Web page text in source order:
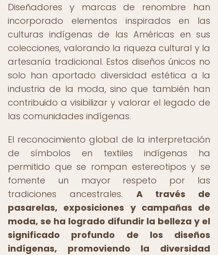
Diseñadores y marcas de renombre han
incorporado elementos inspirados en las
culturas indígenas de las Américas en sus
colecciones, valorando la riqueza cultural y la
artesanía tradicional. Estos diseños únicos no
solo han aportado diversidad estética a la
industria de la moda, sino que también han
contribuido a visibilizar y valorar el legado de
las comunidades indígenas.
El reconocimiento global de la interpretación
de símbolos en textiles indígenas ha
permitido que se rompan estereotipos y se
fomente un mayor respeto por las
tradiciones ancestrales. A través de
pasarelas, exposiciones y campañas de
moda, se ha logrado difundir la belleza y el
significado profundo de los diseños
indígenas, promoviendo la diversidad